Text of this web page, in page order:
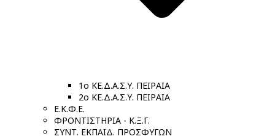
1ο ΚΕ.Δ.Α.Σ.Υ. ΠΕΙΡΑΙΑ
2ο ΚΕ.Δ.Α.Σ.Υ. ΠΕΙΡΑΙΑ
Ε.Κ.Φ.Ε.
ΦΡΟΝΤΙΣΤΗΡΙΑ - Κ.Ξ.Γ.
ΣΥΝΤ. ΕΚΠΑΙΔ. ΠΡΟΣΦΥΓΩΝ